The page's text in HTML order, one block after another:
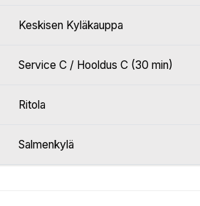
Keskisen Kyläkauppa
Service C / Hooldus C (30 min)
Ritola
Salmenkylä